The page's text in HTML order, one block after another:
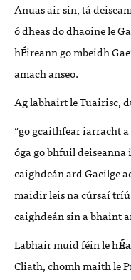
Anuas air sin, tá
ó dheas do dhaoine le
hÉireann go mbeidh
amach anseo.
Ag labhairt le Tuairisc,
“go gcaithfear iarracht
óga go bhfuil
caighdeán ard Gaeilge
maidir leis na cúrsaí
caighdeán sin a bhaint
Labhair muid féin le h
Cliath, chomh maith le